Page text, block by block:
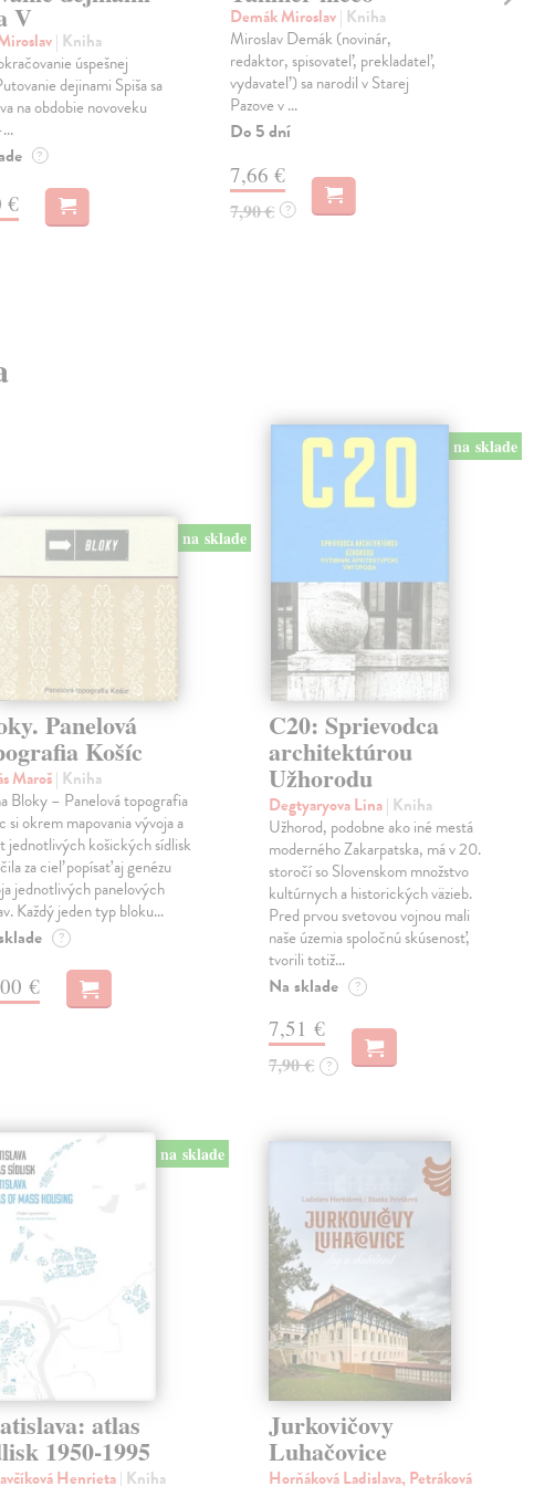
V
| Kniha
úspešnej
dejinami Spiša sa
na obdobie novoveku
?
€
Demák Miroslav| Kniha
Miroslav Demák (novinár,
redaktor, spisovateľ, prekladateľ,
vydavateľ) sa narodil v Starej
Pazove v ...
Do 5 dní
7,66 €
7,90 € ?
na sklade
Panelová
Košíc
Maroš| Kniha
Bloky – Panelová topografia
si okrem mapovania vývoja a
jednotlivých košických sídlisk
za cieľ popísať aj genézu
jednotlivých panelových
Každý jeden typ bloku…
?
€
na sklade
C20: Sprievodca
architektúrou
Užhorodu
Degtyaryova Lina| Kniha
Užhorod, podobne ako iné mestá
moderného Zakarpatska, má v 20.
storočí so Slovenskom množstvo
kultúrnych a historických väzieb.
Pred prvou svetovou vojnou mali
naše územia spoločnú skúsenosť,
tvorili totiž…
Na sklade ?
7,51 €
7,90 € ?
na sklade
atlas
1950-1995
Henrieta| Kniha
Jurkovičovy
Luhačovice
Horňáková Ladislava, Petráková